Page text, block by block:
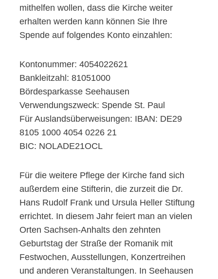
mithelfen wollen, dass die Kirche weiter
erhalten werden kann können Sie Ihre
Spende auf folgendes Konto einzahlen:
Kontonummer: 4054022621
Bankleitzahl: 81051000
Bördesparkasse Seehausen
Verwendungszweck: Spende St. Paul
Für Auslandsüberweisungen: IBAN: DE29
8105 1000 4054 0226 21
BIC: NOLADE21OCL
Für die weitere Pflege der Kirche fand sich
außerdem eine Stifterin, die zurzeit die Dr.
Hans Rudolf Frank und Ursula Heller Stiftung
errichtet. In diesem Jahr feiert man an vielen
Orten Sachsen-Anhalts den zehnten
Geburtstag der Straße der Romanik mit
Festwochen, Ausstellungen, Konzertreihen
und anderen Veranstaltungen. In Seehausen